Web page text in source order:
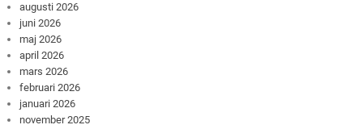
augusti 2026
juni 2026
maj 2026
april 2026
mars 2026
februari 2026
januari 2026
november 2025